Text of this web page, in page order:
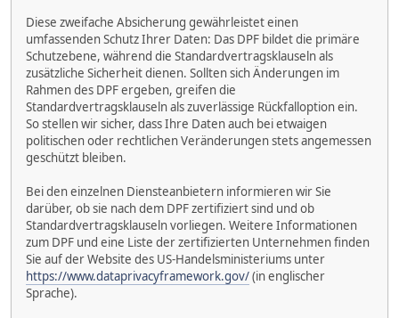
Diese zweifache Absicherung gewährleistet einen
umfassenden Schutz Ihrer Daten: Das DPF bildet die primäre
Schutzebene, während die Standardvertragsklauseln als
zusätzliche Sicherheit dienen. Sollten sich Änderungen im
Rahmen des DPF ergeben, greifen die
Standardvertragsklauseln als zuverlässige Rückfalloption ein.
So stellen wir sicher, dass Ihre Daten auch bei etwaigen
politischen oder rechtlichen Veränderungen stets angemessen
geschützt bleiben.
Bei den einzelnen Diensteanbietern informieren wir Sie
darüber, ob sie nach dem DPF zertifiziert sind und ob
Standardvertragsklauseln vorliegen. Weitere Informationen
zum DPF und eine Liste der zertifizierten Unternehmen finden
Sie auf der Website des US-Handelsministeriums unter
https://www.dataprivacyframework.gov/(in englischer
Sprache).